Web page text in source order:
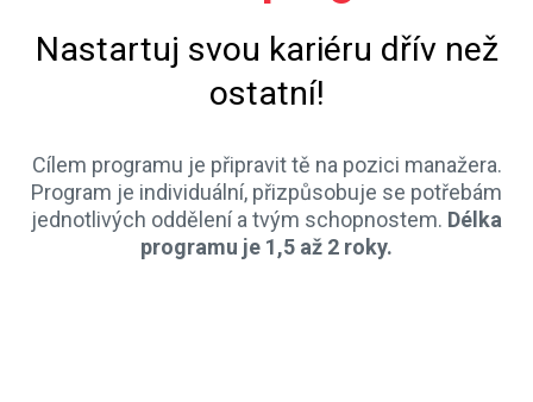
Nastartuj svou kariéru dřív než
ostatní!
Cílem programu je připravit tě na pozici manažera.
Program je individuální, přizpůsobuje se potřebám
jednotlivých oddělení a tvým schopnostem. Délka
programu je 1,5 až 2 roky.